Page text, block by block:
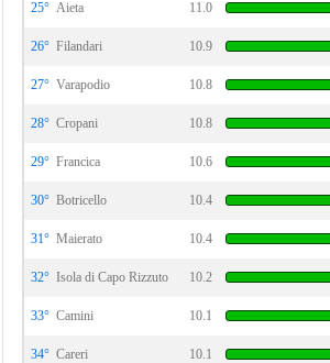
25° Aieta 11.0
26° Filandari 10.9
27° Varapodio 10.8
28° Cropani 10.8
29° Francica 10.6
30° Botricello 10.4
31° Maierato 10.4
32° Isola di Capo Rizzuto 10.2
33° Camini 10.1
34° Careri 10.1